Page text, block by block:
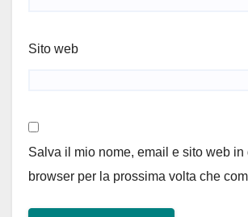
Sito web
Salva il mio nome, email e sito web in
browser per la prossima volta che